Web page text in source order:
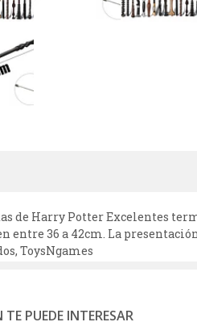
de Harry Potter Excelentes
entre 36 a 42cm. La
ToysNgames
PUEDE INTERESAR